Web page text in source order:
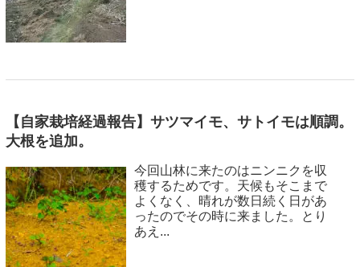
【自家栽培経過報告】サツマイモ、サトイモは順調。
大根を追加。
今回山林に来たのはニンニクを収
穫するためです。天候もそこまで
よくなく、晴れが数日続く日があ
ったのでその時に来ました。とり
あえ...